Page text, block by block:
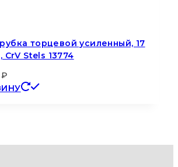
торцевой усиленный, 17
CrV Stels 13774
₽